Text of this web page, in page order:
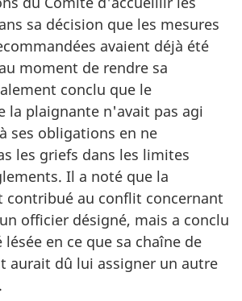
sa décision que les mesures
avaient déjà été
moment de rendre sa
conclu que le
la plaignante n'avait pas agi
ses obligations en ne
les griefs dans les limites
Il a noté que la
contribué au conflit concernant
officier désigné, mais a conclu
en ce que sa chaîne de
aurait dû lui assigner un autre